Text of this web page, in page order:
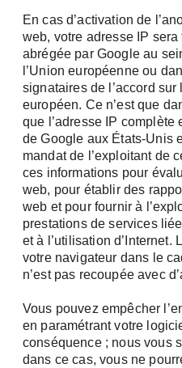
En cas d’activation de
web, votre adresse IP
abrégée par Google au
l’Union européenne ou
signataires de l’accord sur
européen. Ce n’est que
que l’adresse IP complète
de Google aux États-Unis
mandat de l’exploitant de
ces informations pour
web, pour établir des
web et pour fournir à
prestations de services
et à l’utilisation d’Internet.
votre navigateur dans le
n’est pas recoupée avec
Vous pouvez empêcher
en paramétrant votre
conséquence ; nous vous
dans ce cas, vous ne
Téléphone
Adresse (Rue, N°, CP,